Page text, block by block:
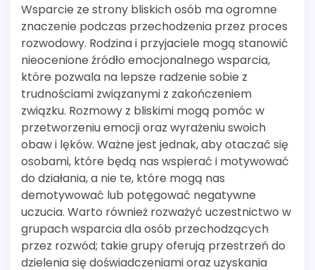
Wsparcie ze strony bliskich osób ma ogromne
znaczenie podczas przechodzenia przez proces
rozwodowy. Rodzina i przyjaciele mogą stanowić
nieocenione źródło emocjonalnego wsparcia,
które pozwala na lepsze radzenie sobie z
trudnościami związanymi z zakończeniem
związku. Rozmowy z bliskimi mogą pomóc w
przetworzeniu emocji oraz wyrażeniu swoich
obaw i lęków. Ważne jest jednak, aby otaczać się
osobami, które będą nas wspierać i motywować
do działania, a nie te, które mogą nas
demotywować lub potęgować negatywne
uczucia. Warto również rozważyć uczestnictwo w
grupach wsparcia dla osób przechodzących
przez rozwód; takie grupy oferują przestrzeń do
dzielenia się doświadczeniami oraz uzyskania